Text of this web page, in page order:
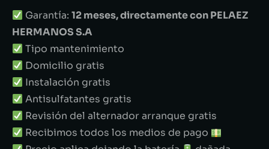
Garantía:12 meses, directamente con PELAEZ
HERMANOS S.A
Tipo mantenimiento
Domicilio gratis
Instalación gratis
Antisulfatantes gratis
Revisión del alternador arranque gratis
Recibimos todos los medios de pago